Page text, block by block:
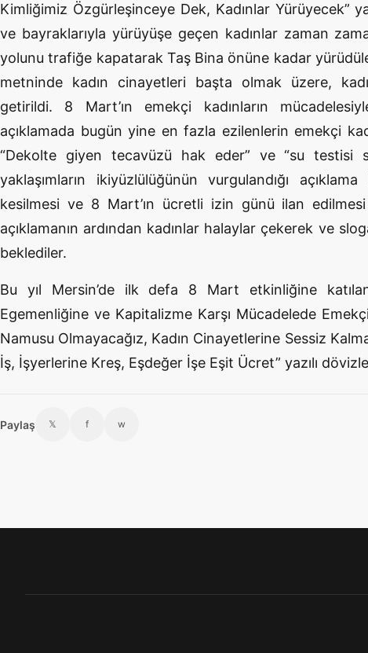
Kimliğimiz Özgürleşinceye Dek, Kadınlar Yürüyecek”
ve bayraklarıyla yürüyüşe geçen kadınlar zaman
yolunu trafiğe kapatarak Taş Bina önüne kadar
metninde kadın cinayetleri başta olmak üzere,
getirildi. 8 Mart’ın emekçi kadınların
açıklamada bugün yine en fazla ezilenlerin emekçi
“Dekolte giyen tecavüzü hak eder” ve “su testisi
yaklaşımların ikiyüzlülüğünün vurgulandığı
kesilmesi ve 8 Mart’ın ücretli izin günü ilan
açıklamanın ardından kadınlar halaylar çekerek ve
beklediler.
Bu yıl Mersin’de ilk defa 8 Mart etkinliğine
Egemenliğine ve Kapitalizme Karşı Mücadelede
Namusu Olmayacağız, Kadın Cinayetlerine Sessiz
İş, İşyerlerine Kreş, Eşdeğer İşe Eşit Ücret” yazılı
Paylaş 𝕏 f w